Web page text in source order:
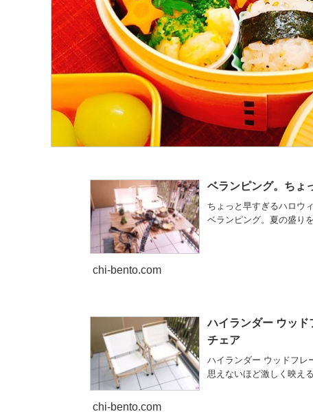
ベランピング。ちょ
ちょっと早すぎるハロウ
ベランピング。夏の盛り
chi-bento.com
ハイランダー ウッ
チェア
ハイランダー ウッドフレ
思えないほど激しく映え
chi-bento.com